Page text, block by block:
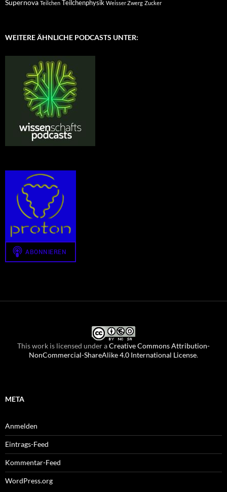
Supernova Teilchen Teilchenphysik Weisser Zwerg Zucker
WEITERE ÄHNLICHE PODCASTS UNTER:
This work is licensed under aCreative Commons Attribution-
NonCommercial-ShareAlike 4.0 International License.
META
Anmelden
Eintrags-Feed
Kommentar-Feed
WordPress.org